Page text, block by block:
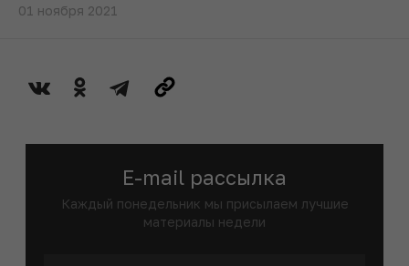
01 ноября 2021
E-mail рассылка
Каждый понедельник мы присылаем лучшие
материалы недели